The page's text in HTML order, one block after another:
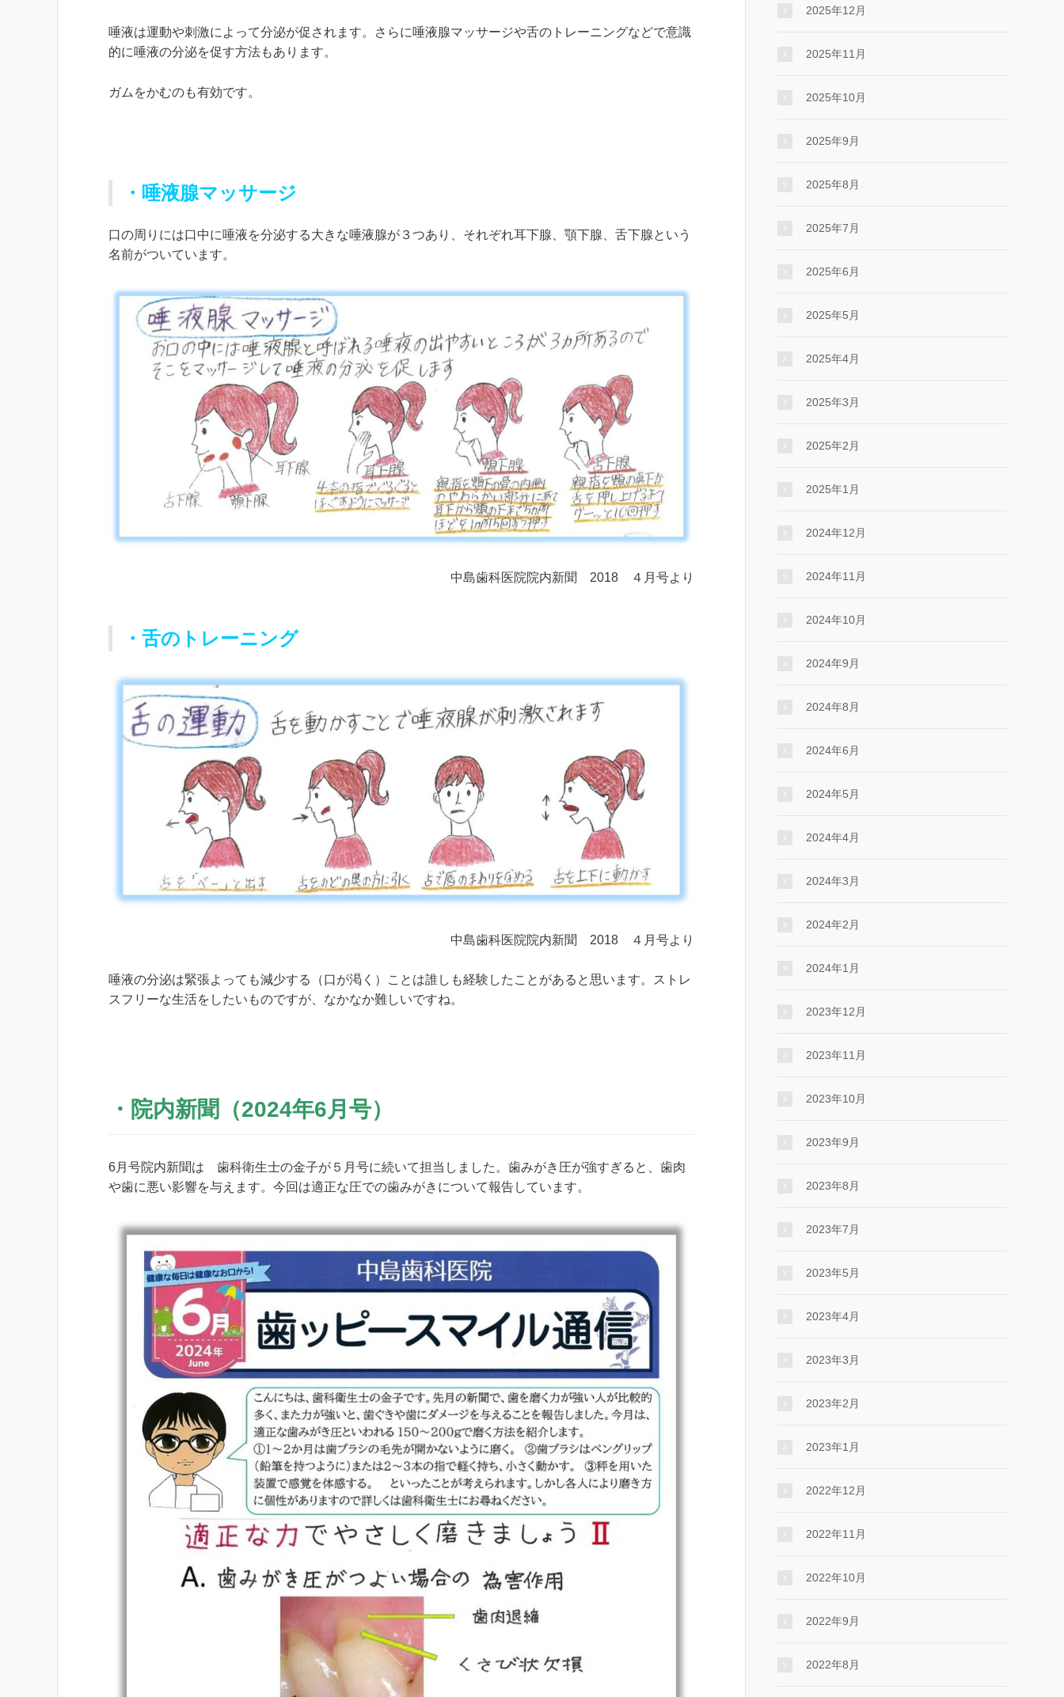
唾液は運動や刺激によって分泌が促されます。さらに唾液腺マッサージや舌のトレーニングなどで意識
的に唾液の分泌を促す方法もあります。
ガムをかむのも有効です。
・唾液腺マッサージ
口の周りには口中に唾液を分泌する大きな唾液腺が３つあり、それぞれ耳下腺、顎下腺、舌下腺という
名前がついています。
中島歯科医院院内新聞 2018 ４月号より
・舌のトレーニング
中島歯科医院院内新聞 2018 ４月号より
唾液の分泌は緊張よっても減少する（口が渇く）ことは誰しも経験したことがあると思います。ストレ
スフリーな生活をしたいものですが、なかなか難しいですね。
・院内新聞（2024年6月号）
6月号院内新聞は 歯科衛生士の金子が５月号に続いて担当しました。歯みがき圧が強すぎると、歯肉
や歯に悪い影響を与えます。今回は適正な圧での歯みがきについて報告しています。
2025年12月
2025年11月
2025年10月
2025年9月
2025年8月
2025年7月
2025年6月
2025年5月
2025年4月
2025年3月
2025年2月
2025年1月
2024年12月
2024年11月
2024年10月
2024年9月
2024年8月
2024年6月
2024年5月
2024年4月
2024年3月
2024年2月
2024年1月
2023年12月
2023年11月
2023年10月
2023年9月
2023年8月
2023年7月
2023年5月
2023年4月
2023年3月
2023年2月
2023年1月
2022年12月
2022年11月
2022年10月
2022年9月
2022年8月